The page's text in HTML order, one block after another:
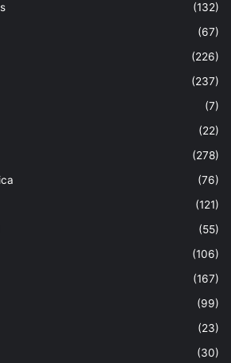
(132)
(67)
(226)
(237)
(7)
(22)
(278)
(76)
(121)
(55)
(106)
(167)
(99)
(23)
(30)